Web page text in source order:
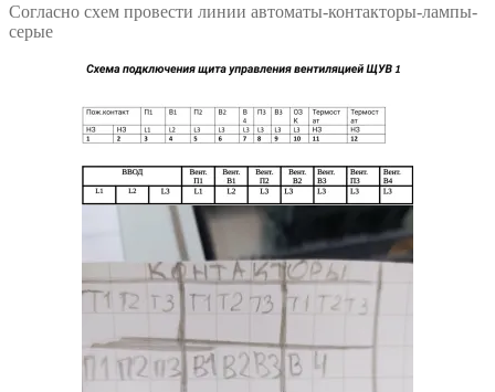
Согласно схем провести линии автоматы-контакторы-лампы-
серые